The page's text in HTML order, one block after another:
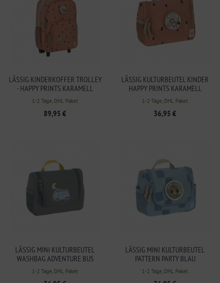
LÄSSIG KINDERKOFFER TROLLEY
- HAPPY PRINTS KARAMELL
1-2 Tage, DHL Paket
89,95 €
LÄSSIG KULTURBEUTEL KINDER
HAPPY PRINTS KARAMELL
1-2 Tage, DHL Paket
36,95 €
LÄSSIG MINI KULTURBEUTEL
WASHBAG ADVENTURE BUS
1-2 Tage, DHL Paket
LÄSSIG MINI KULTURBEUTEL
PATTERN PARTY BLAU
1-2 Tage, DHL Paket